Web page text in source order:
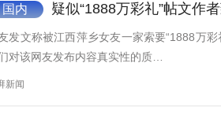
国内 疑似“1888万彩礼”帖文作
发文称被江西萍乡女友一家索要“1888万
对该网友发布内容真实性的质…
新闻